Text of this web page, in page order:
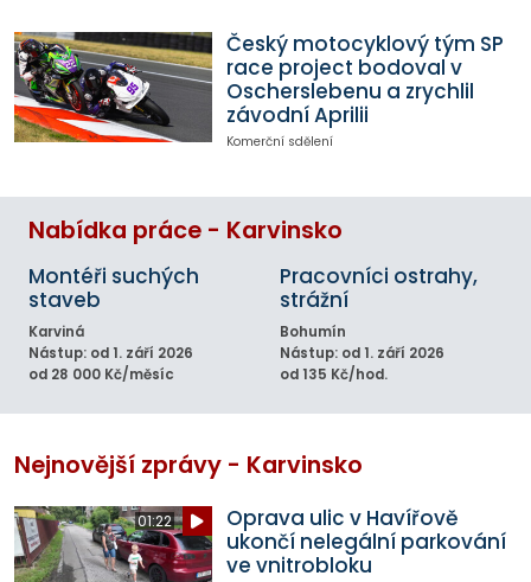
Český motocyklový tým SP
race project bodoval v
Oscherslebenu a zrychlil
závodní Aprilii
Komerční sdělení
Nabídka práce - Karvinsko
Montéři suchých
staveb
Karviná
Nástup: od 1. září 2026
od 28 000 Kč/měsíc
Pracovníci ostrahy,
strážní
Bohumín
Nástup: od 1. září 2026
od 135 Kč/hod.
Nejnovější zprávy - Karvinsko
01:22
Oprava ulic v Havířově
ukončí nelegální parkování
ve vnitrobloku